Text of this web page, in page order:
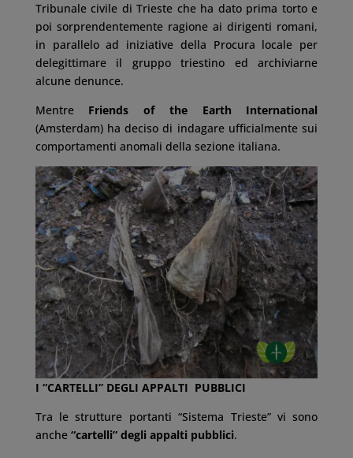
Tribunale civile di Trieste che ha dato prima torto e
poi sorprendentemente ragione ai dirigenti romani,
in parallelo ad iniziative della Procura locale per
delegittimare il gruppo triestino ed archiviarne
alcune denunce.
Mentre Friends of the Earth International
(Amsterdam) ha deciso di indagare ufficialmente sui
comportamenti anomali della sezione italiana.
I “CARTELLI” DEGLI APPALTI PUBBLICI
Tra le strutture portanti “Sistema Trieste” vi sono
anche “cartelli” degli appalti pubblici.